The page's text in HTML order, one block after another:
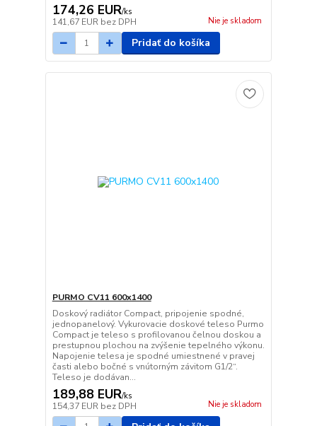
174,26 EUR/ks
141,67 EUR bez DPH Nie je skladom
Pridať do košíka
PURMO CV11 600x1400
Doskový radiátor Compact, pripojenie spodné,
jednopanelový. Vykurovacie doskové teleso Purmo
Compact je teleso s profilovanou čelnou doskou a
prestupnou plochou na zvýšenie tepelného výkonu.
Napojenie telesa je spodné umiestnené v pravej
časti alebo bočné s vnútorným závitom G1/2“.
Teleso je dodávan...
189,88 EUR/ks
154,37 EUR bez DPH Nie je skladom